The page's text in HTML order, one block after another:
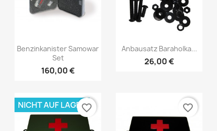
Benzinkanister Samowar
Set
160,00 €
Anbausatz Baraholka...
26,00 €
NICHT AUF LAGERfavorite_border favorite_border